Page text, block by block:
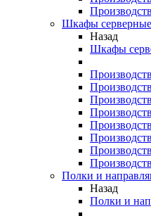
Шкафы
Назад
Шкафы
Полки и
Назад
Полки и